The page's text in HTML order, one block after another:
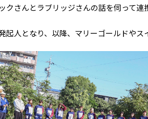
クさんとラブリッジさんの話を伺って連
起人となり、以降、マリーゴールドやス